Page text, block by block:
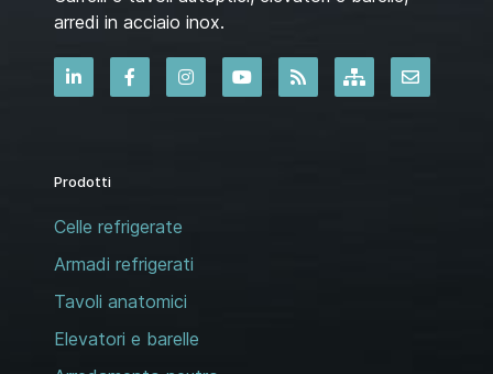
arredi in acciaio inox.
Prodotti
Celle refrigerate
Armadi refrigerati
Tavoli anatomici
Elevatori e barelle